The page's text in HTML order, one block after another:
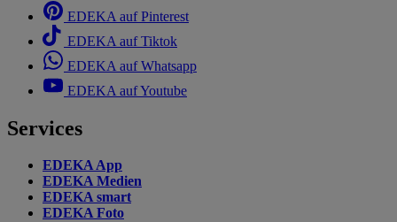
EDEKA auf Pinterest
EDEKA auf Tiktok
EDEKA auf Whatsapp
EDEKA auf Youtube
Services
EDEKA App
EDEKA Medien
EDEKA smart
EDEKA Foto